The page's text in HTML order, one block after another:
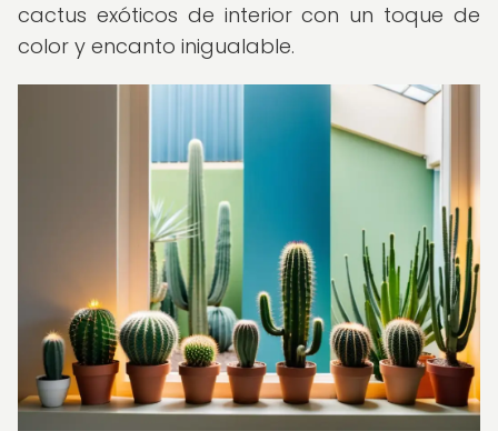
cactus exóticos de interior con un toque de
color y encanto inigualable.